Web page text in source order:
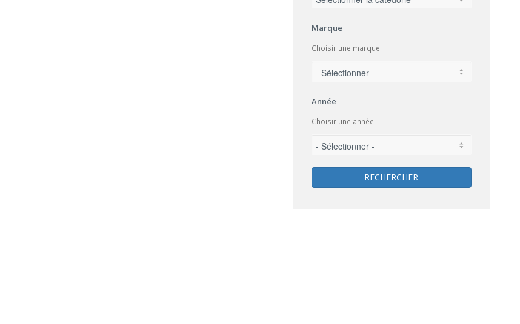
Marque
Choisir une marque
Année
Choisir une année
RECHERCHER